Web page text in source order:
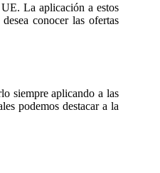
La aplicación a estos
conocer las ofertas
siempre aplicando a las
podemos destacar a la